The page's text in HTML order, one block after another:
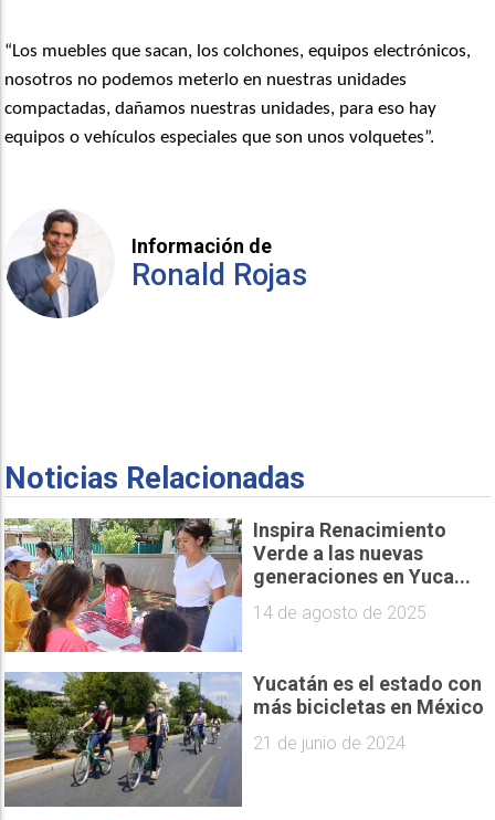
“Los muebles que sacan, los colchones, equipos electrónicos,
nosotros no podemos meterlo en nuestras unidades
compactadas, dañamos nuestras unidades, para eso hay
equipos o vehículos especiales que son unos volquetes”.
Información de
Ronald Rojas
Noticias Relacionadas
Inspira Renacimiento
Verde a las nuevas
generaciones en Yuca...
14 de agosto de 2025
Yucatán es el estado con
más bicicletas en México
21 de junio de 2024